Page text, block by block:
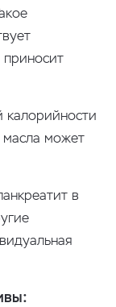
калорийности
масла может
в